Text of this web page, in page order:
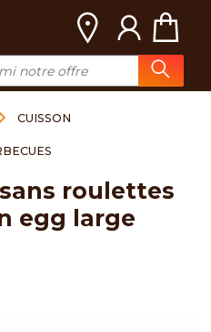
CUISSON
egg large